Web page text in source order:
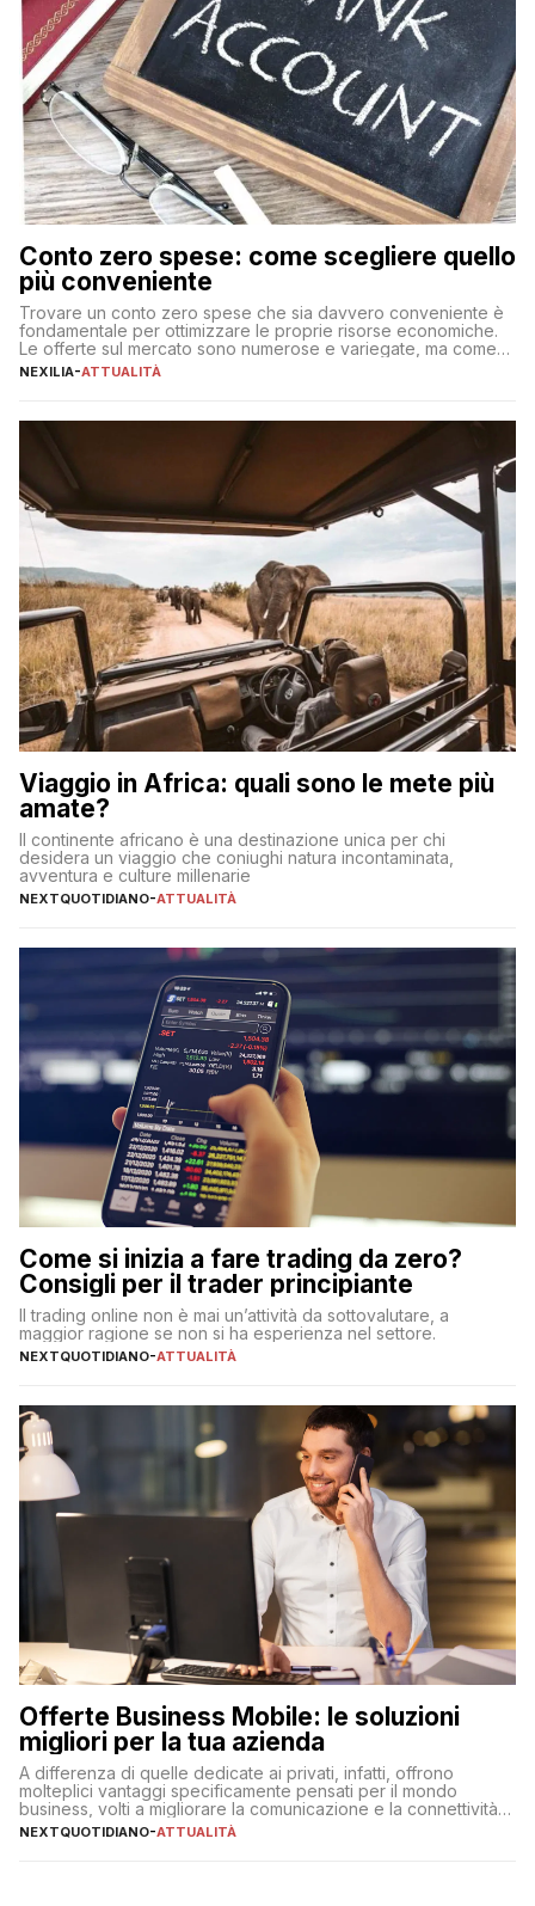
Conto zero spese: come scegliere quello
più conveniente
Trovare un conto zero spese che sia davvero conveniente è
fondamentale per ottimizzare le proprie risorse economiche.
Le offerte sul mercato sono numerose e variegate, ma come
individuare quella più adatta alle proprie esigenze senza
sul […]
NEXILIA-ATTUALITÀ
Viaggio in Africa: quali sono le mete più
amate?
Il continente africano è una destinazione unica per chi
desidera un viaggio che coniughi natura incontaminata,
avventura e culture millenarie
NEXTQUOTIDIANO-ATTUALITÀ
Come si inizia a fare trading da zero?
Consigli per il trader principiante
Il trading online non è mai un’attività da sottovalutare, a
maggior ragione se non si ha esperienza nel settore.
NEXTQUOTIDIANO-ATTUALITÀ
Offerte Business Mobile: le soluzioni
migliori per la tua azienda
A differenza di quelle dedicate ai privati, infatti, offrono
molteplici vantaggi specificamente pensati per il mondo
business, volti a migliorare la comunicazione e la connettività
degli utenti
NEXTQUOTIDIANO-ATTUALITÀ